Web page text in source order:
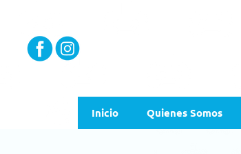
Inicio Quienes Somos